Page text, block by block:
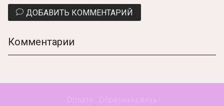
ДОБАВИТЬ КОММЕНТАРИЙ
Комментарии